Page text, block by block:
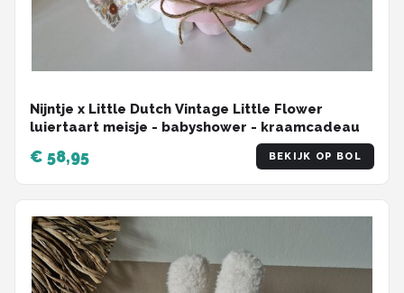
Nijntje x Little Dutch Vintage Little Flower
luiertaart meisje - babyshower - kraamcadeau
€ 58,95 BEKIJK OP BOL